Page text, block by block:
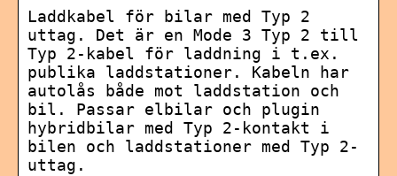
Laddkabel för bilar med Typ 2
uttag. Det är en Mode 3 Typ 2 till
Typ 2-kabel för laddning i t.ex.
publika laddstationer. Kabeln har
autolås både mot laddstation och
bil. Passar elbilar och plugin
hybridbilar med Typ 2-kontakt i
bilen och laddstationer med Typ 2-
uttag.